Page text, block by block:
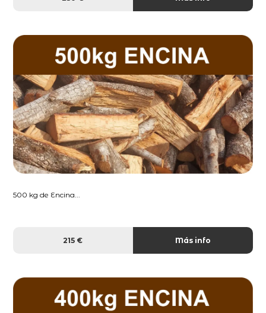
500 kg de Encina...
215 € Más info